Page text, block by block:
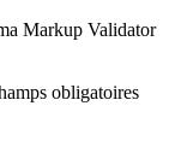
Markup Validator
obligatoires